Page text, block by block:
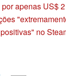
apenas US$
positivas" no